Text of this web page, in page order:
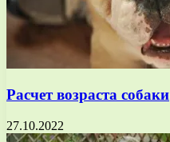
Расчет возраста собаки
27.10.2022